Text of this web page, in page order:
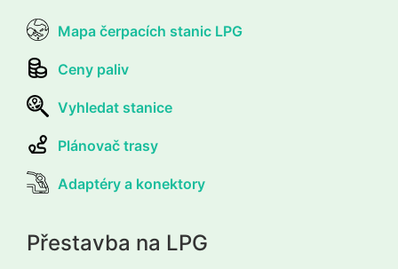
Mapa čerpacích stanic LPG
Ceny paliv
Vyhledat stanice
Plánovač trasy
Adaptéry a konektory
Přestavba na LPG